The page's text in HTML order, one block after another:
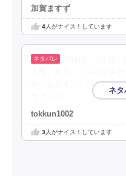
加賀ますず
4人がナイス！しています
的フェロモン。パンツが
tokkun1002
3人がナイス！しています